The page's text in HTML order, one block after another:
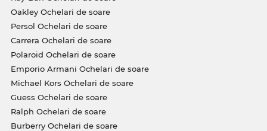
Oakley Ochelari de soare
Persol Ochelari de soare
Carrera Ochelari de soare
Polaroid Ochelari de soare
Emporio Armani Ochelari de soare
Michael Kors Ochelari de soare
Guess Ochelari de soare
Ralph Ochelari de soare
Burberry Ochelari de soare